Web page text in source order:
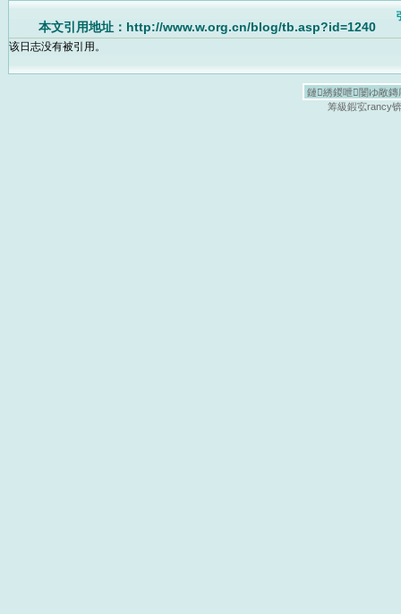
本文引用地址：http://www.w.org.cn/blog/tb.asp?id=1240
该日志没有被引用。
鏈綉鍐呭闄ゆ敞
筹級鍜宖rancy